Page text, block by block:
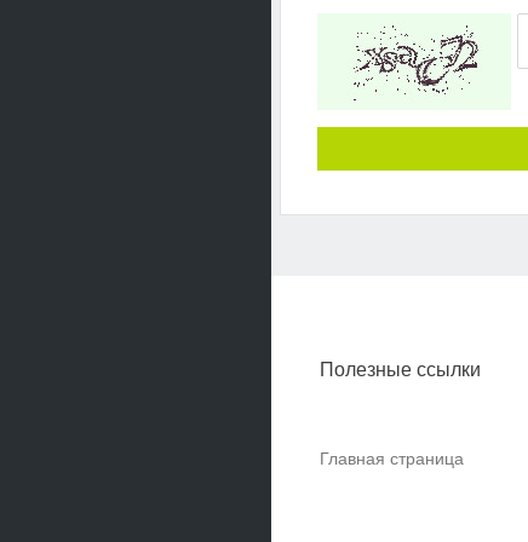
Полезные ссылки
Главная страница